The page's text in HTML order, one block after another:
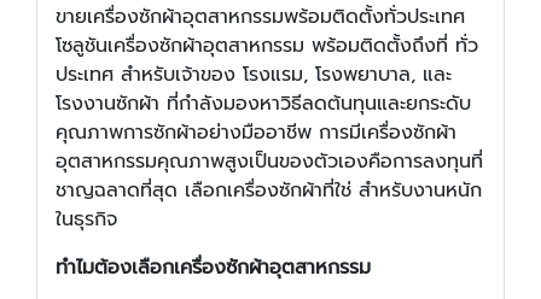
ขายเครื่องซักผ้าอุตสาหกรรมพร้อมติดตั้งทั่วประเทศ
โซลูชันเครื่องซักผ้าอุตสาหกรรม พร้อมติดตั้งถึงที่ ทั่ว
ประเทศ สำหรับเจ้าของ โรงแรม, โรงพยาบาล, และ
โรงงานซักผ้า ที่กำลังมองหาวิธีลดต้นทุนและยกระดับ
คุณภาพการซักผ้าอย่างมืออาชีพ การมีเครื่องซักผ้า
อุตสาหกรรมคุณภาพสูงเป็นของตัวเองคือการลงทุนที่
ชาญฉลาดที่สุด เลือกเครื่องซักผ้าที่ใช่ สำหรับงานหนัก
ในธุรกิจ
ทำไมต้องเลือกเครื่องซักผ้าอุตสาหกรรม